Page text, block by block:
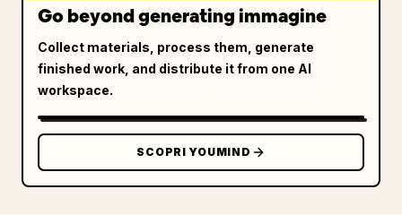
verticale. Includere calligrafia giapponese
tradizionale sigillo rosso dell'artista in un
angolo.
Go beyond generating immagine
Collect materials, process them, generate
finished work, and distribute it from one AI
workspace.
SCOPRI YOUMIND